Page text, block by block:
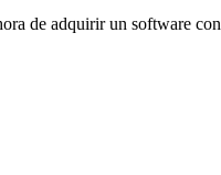
de adquirir un software